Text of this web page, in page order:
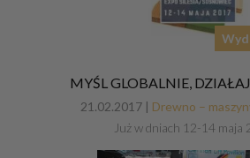
MYŚL GLOBALNIE,
21.02.2017 | Drewno –
Już w dniach 12-14 maja